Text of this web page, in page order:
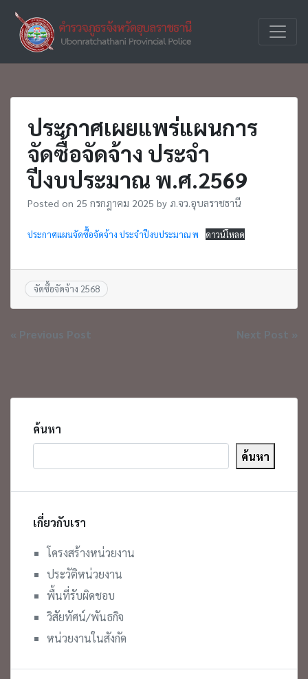
content
ภ.จว.อุ
ตำรวจภูธร
ประกาศเผยแพร่แผนการ
จัดซื้อจัดจ้าง ประจำ
ปีงบประมาณ พ.ศ.2569
Posted on 25 กรกฎาคม 2025 by ภ.จว.อุบลราชธานี
ประกาศแผนจัดซื้อจัดจ้าง ประจำปีงบประมาณ พ ดาวน์โหลด
จัดซื้อจัดจ้าง 2568
แนะแนว
« Previous Post Next Post »
ค้นหา
ค้นหา
เกี่ยวกับเรา
โครงสร้างหน่วยงาน
ประวัติหน่วยงาน
พื้นที่รับผิดชอบ
วิสัยทัศน์/พันธกิจ
หน่วยงานในสังกัด